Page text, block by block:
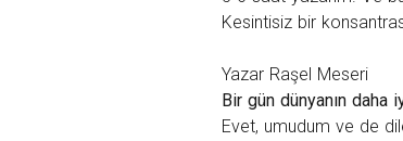
Kesintisiz bir
Yazar Raşel Meseri
Bir gün dünyanın daha
Evet, umudum ve de